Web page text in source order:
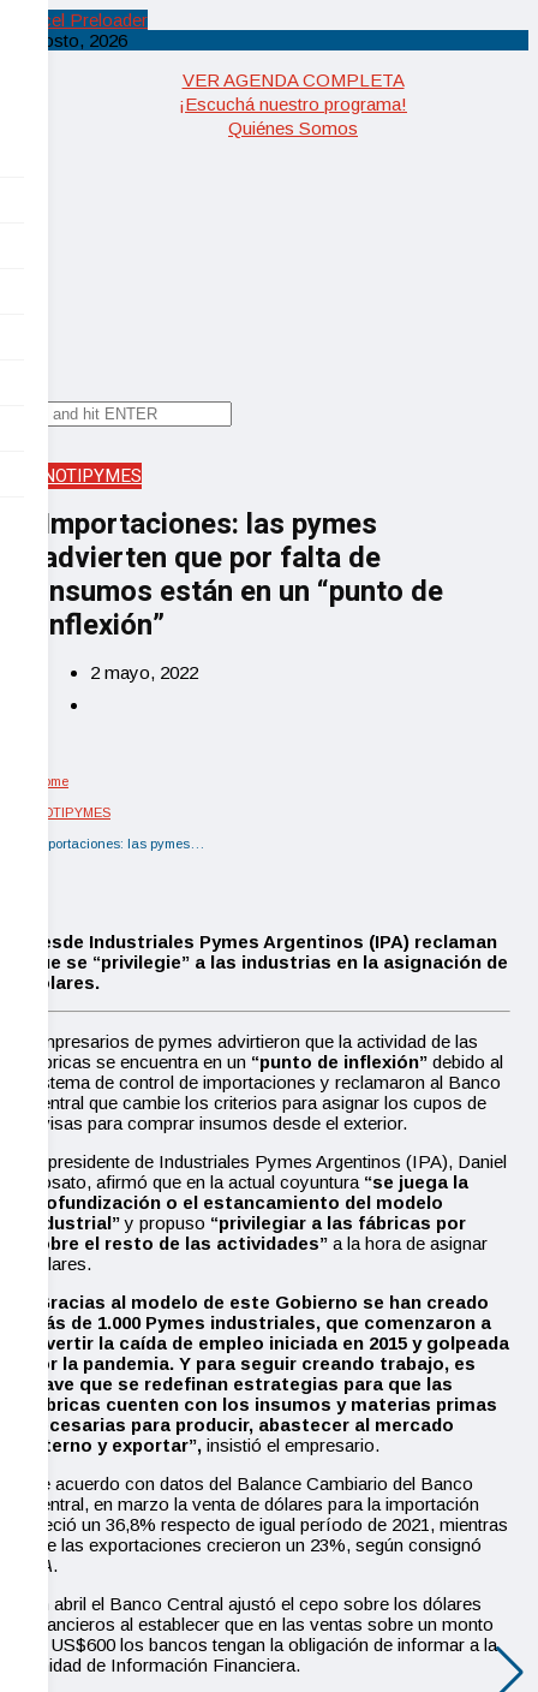
Cancel Preloader
6 agosto, 2026
VER AGENDA COMPLETA
¡Escuchá nuestro programa!
Quiénes Somos
X
NOTIPYMES
Importaciones: las pymes
advierten que por falta de
insumos están en un “punto de
inflexión”
2 mayo, 2022
Home
NOTIPYMES
Importaciones: las pymes…
Desde Industriales Pymes Argentinos (IPA) reclaman
que se “privilegie” a las industrias en la asignación de
dólares.
Empresarios de pymes advirtieron que la actividad de las
fábricas se encuentra en un “punto de inflexión” debido al
sistema de control de importaciones y reclamaron al Banco
Central que cambie los criterios para asignar los cupos de
divisas para comprar insumos desde el exterior.
El presidente de Industriales Pymes Argentinos (IPA), Daniel
Rosato, afirmó que en la actual coyuntura “se juega la
profundización o el estancamiento del modelo
industrial”y propuso “privilegiar a las fábricas por
sobre el resto de las actividades” a la hora de asignar
dólares.
“Gracias al modelo de este Gobierno se han creado
más de 1.000 Pymes industriales, que comenzaron a
revertir la caída de empleo iniciada en 2015 y golpeada
por la pandemia. Y para seguir creando trabajo, es
clave que se redefinan estrategias para que las
fábricas cuenten con los insumos y materias primas
necesarias para producir, abastecer al mercado
interno y exportar”, insistió el empresario.
De acuerdo con datos del Balance Cambiario del Banco
Central, en marzo la venta de dólares para la importación
creció un 36,8% respecto de igual período de 2021, mientras
que las exportaciones crecieron un 23%, según consignó
NA.
En abril el Banco Central ajustó el cepo sobre los dólares
financieros al establecer que en las ventas sobre un monto
de US$600 los bancos tengan la obligación de informar a la
Unidad de Información Financiera.